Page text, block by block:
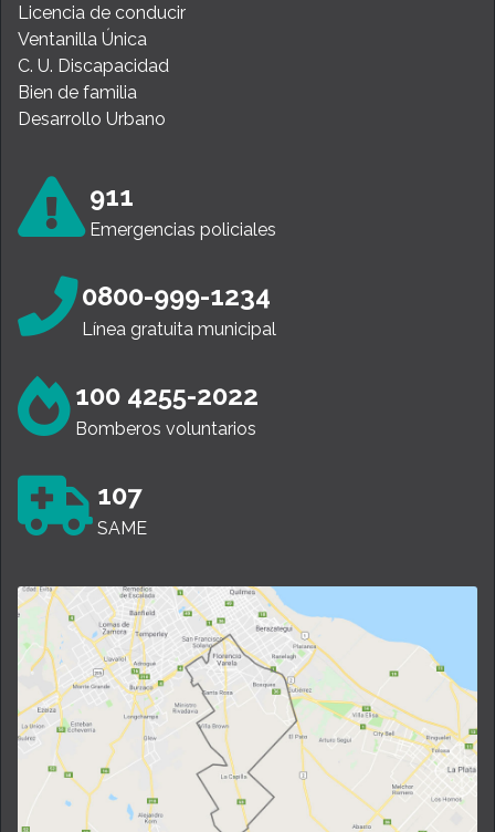
Licencia de conducir
Ventanilla Única
C. U. Discapacidad
Bien de familia
Desarrollo Urbano
911
Emergencias policiales
0800-999-1234
Línea gratuita municipal
100 4255-2022
Bomberos voluntarios
107
SAME